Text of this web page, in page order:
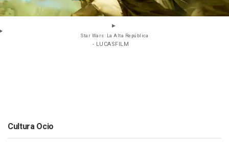
Star Wars: La Alta República
- LUCASFILM
Cultura Ocio